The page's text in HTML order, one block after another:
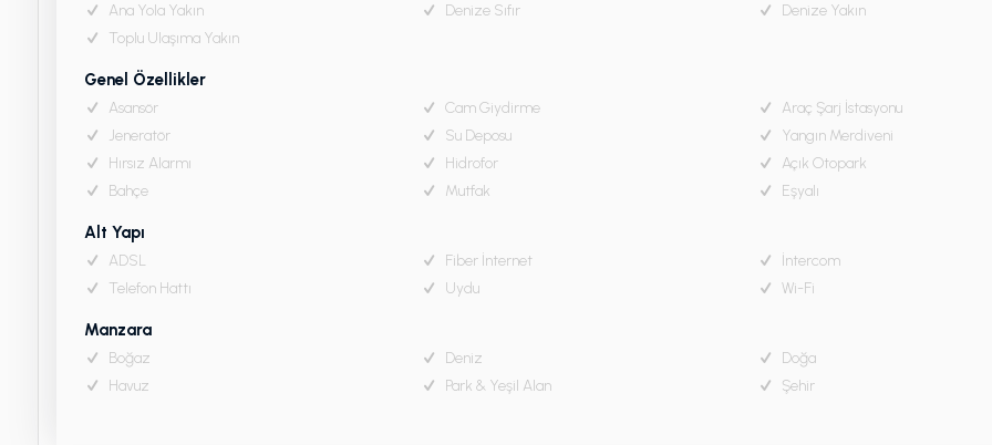
Ana Yola Yakın Denize Sıfır Denize Yakın
Toplu Ulaşıma Yakın
Genel Özellikler
Asansör Cam Giydirme Araç Şarj İstasyonu
Jeneratör
Su Deposu Yangın Merdiveni
Hırsız Alarmı
Hidrofor Açık Otopark
Bahçe
Mutfak Eşyalı
Alt Yapı
ADSL Fiber İnternet İntercom
Telefon Hattı
Uydu Wi-Fi
Manzara
Boğaz Deniz Doğa
Havuz
Park & Yeşil Alan Şehir